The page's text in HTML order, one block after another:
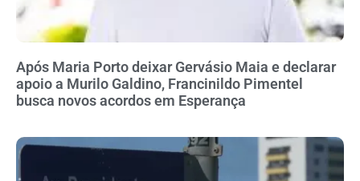
Após Maria Porto deixar Gervásio Maia e declarar
apoio a Murilo Galdino, Francinildo Pimentel
busca novos acordos em Esperança